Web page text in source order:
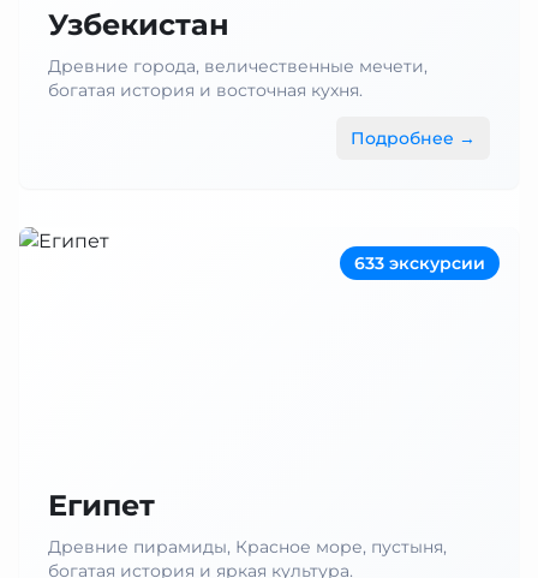
Узбекистан
Древние города, величественные мечети,
богатая история и восточная кухня.
Подробнее →
633 экскурсии
Египет
Древние пирамиды, Красное море, пустыня,
богатая история и яркая культура.